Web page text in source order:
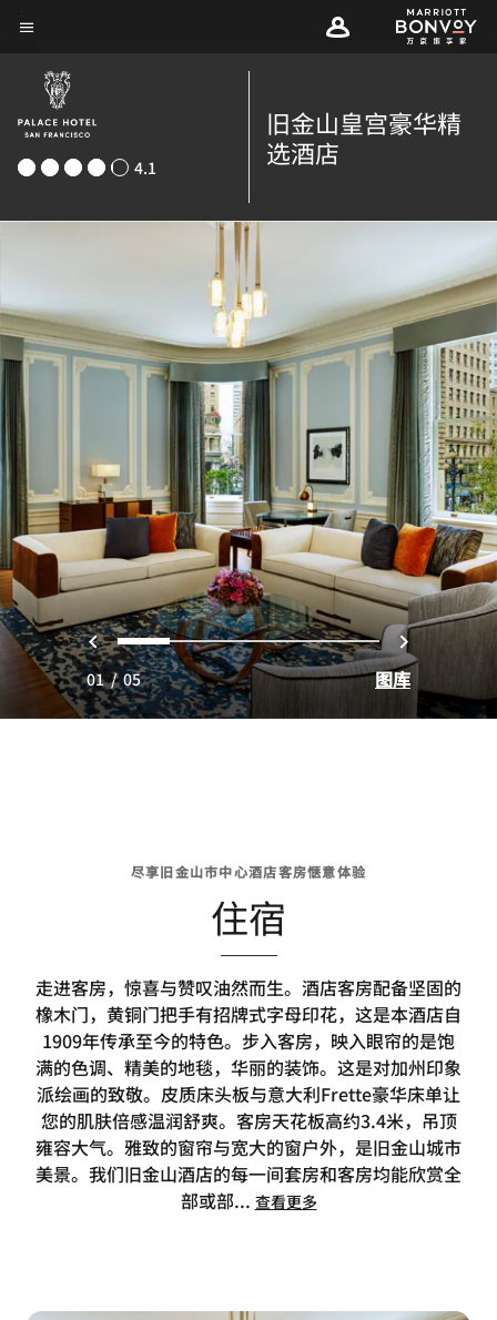
Skip
main
content
4.1
旧金山皇宫豪华精
选酒店
上一页
0 1 2 3 4 下一页
01/05 图库
尽享旧金山市中心酒店客房惬意体验
住宿
走进客房，惊喜与赞叹油然而生。酒店客房配备坚固的
橡木门，黄铜门把手有招牌式字母印花，这是本酒店自
1909年传承至今的特色。步入客房，映入眼帘的是饱
满的色调、精美的地毯，华丽的装饰。这是对加州印象
派绘画的致敬。皮质床头板与意大利Frette豪华床单让
您的肌肤倍感温润舒爽。客房天花板高约3.4米，吊顶
雍容大气。雅致的窗帘与宽大的窗户外，是旧金山城市
美景。我们旧金山酒店的每一间套房和客房均能欣赏全
部或部... 查看更多